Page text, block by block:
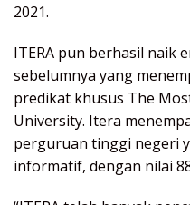
2021.
ITERA pun berhasil naik
sebelumnya yang
predikat khusus The
University. Itera
perguruan tinggi negeri
informatif, dengan nilai